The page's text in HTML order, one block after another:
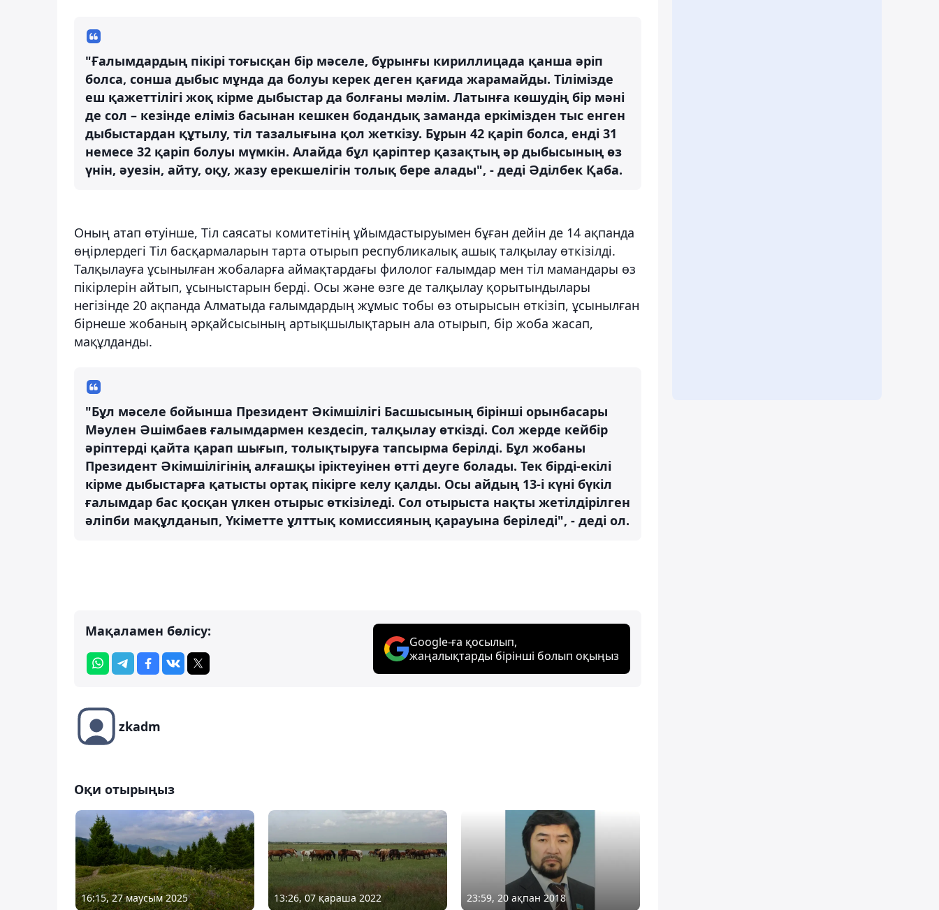
"Ғалымдардың пікірі тоғысқан бір мәселе, бұрынғы кириллицада қанша әріп
болса, сонша дыбыс мұнда да болуы керек деген қағида жарамайды. Тілімізде
еш қажеттілігі жоқ кірме дыбыстар да болғаны мәлім. Латынға көшудің бір мәні
де сол – кезінде еліміз басынан кешкен бодандық заманда еркімізден тыс енген
дыбыстардан құтылу, тіл тазалығына қол жеткізу. Бұрын 42 қаріп болса, енді 31
немесе 32 қаріп болуы мүмкін. Алайда бұл қаріптер қазақтың әр дыбысының өз
үнін, әуезін, айту, оқу, жазу ерекшелігін толық бере алады", - деді Әділбек Қаба.
Оның атап өтуінше, Тіл саясаты комитетінің ұйымдастыруымен бұған дейін де 14 ақпанда
өңірлердегі Тіл басқармаларын тарта отырып республикалық ашық талқылау өткізілді.
Талқылауға ұсынылған жобаларға аймақтардағы филолог ғалымдар мен тіл мамандары өз
пікірлерін айтып, ұсыныстарын берді. Осы және өзге де талқылау қорытындылары
негізінде 20 ақпанда Алматыда ғалымдардың жұмыс тобы өз отырысын өткізіп, ұсынылған
бірнеше жобаның әрқайсысының артықшылықтарын ала отырып, бір жоба жасап,
мақұлданды.
"Бұл мәселе бойынша Президент Әкімшілігі Басшысының бірінші орынбасары
Мәулен Әшімбаев ғалымдармен кездесіп, талқылау өткізді. Сол жерде кейбір
әріптерді қайта қарап шығып, толықтыруға тапсырма берілді. Бұл жобаны
Президент Әкімшілігінің алғашқы іріктеуінен өтті деуге болады. Тек бірді-екілі
кірме дыбыстарға қатысты ортақ пікірге келу қалды. Осы айдың 13-і күні бүкіл
ғалымдар бас қосқан үлкен отырыс өткізіледі. Сол отырыста нақты жетілдірілген
әліпби мақұлданып, Үкіметте ұлттық комиссияның қарауына беріледі", - деді ол.
Мақаламен бөлісу:
Google-ға қосылып,
жаңалықтарды бірінші болып оқыңыз
zkadm
Оқи отырыңыз
16:15, 27 маусым 2025 13:26, 07 қараша 2022 23:59, 20 ақпан 2018